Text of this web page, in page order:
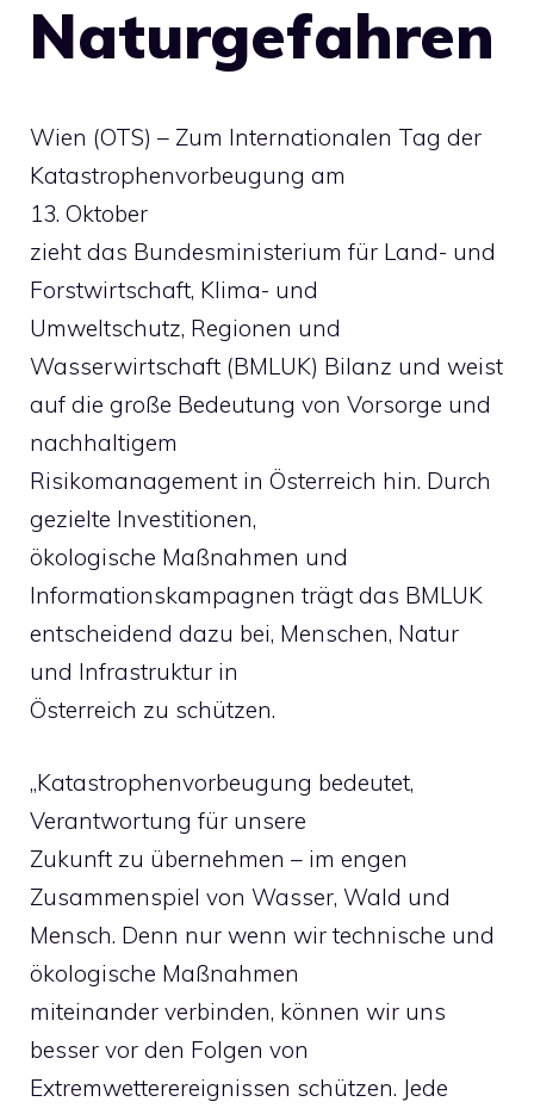
Naturgefahren
Wien (OTS) – Zum Internationalen Tag der
Katastrophenvorbeugung am
13. Oktober
zieht das Bundesministerium für Land- und
Forstwirtschaft, Klima- und
Umweltschutz, Regionen und
Wasserwirtschaft (BMLUK) Bilanz und weist
auf die große Bedeutung von Vorsorge und
nachhaltigem
Risikomanagement in Österreich hin. Durch
gezielte Investitionen,
ökologische Maßnahmen und
Informationskampagnen trägt das BMLUK
entscheidend dazu bei, Menschen, Natur
und Infrastruktur in
Österreich zu schützen.
„Katastrophenvorbeugung bedeutet,
Verantwortung für unsere
Zukunft zu übernehmen – im engen
Zusammenspiel von Wasser, Wald und
Mensch. Denn nur wenn wir technische und
ökologische Maßnahmen
miteinander verbinden, können wir uns
besser vor den Folgen von
Extremwetterereignissen schützen. Jede